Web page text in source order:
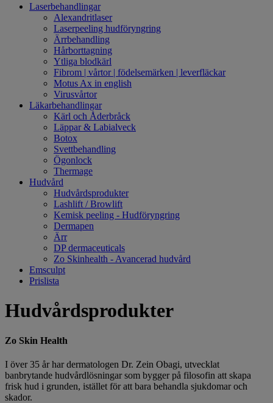
Laserbehandlingar
Alexandritlaser
Laserpeeling hudföryngring
Ärrbehandling
Hårborttagning
Ytliga blodkärl
Fibrom | vårtor | födelsemärken | leverfläckar
Motus Ax in english
Virusvårtor
Läkarbehandlingar
Kärl och Åderbråck
Läppar & Labialveck
Botox
Svettbehandling
Ögonlock
Thermage
Hudvård
Hudvårdsprodukter
Lashlift / Browlift
Kemisk peeling - Hudföryngring
Dermapen
Ärr
DP dermaceuticals
Zo Skinhealth - Avancerad hudvård
Emsculpt
Prislista
Hudvårdsprodukter
Zo Skin Health
I över 35 år har dermatologen Dr. Zein Obagi, utvecklat
banbrytande hudvårdlösningar som bygger på filosofin att skapa
frisk hud i grunden, istället för att bara behandla sjukdomar och
skador.